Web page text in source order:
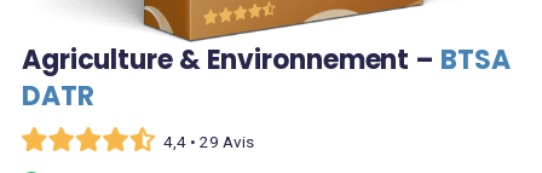
Agriculture & Environnement – BTSA
DATR
4,4 • 29 Avis